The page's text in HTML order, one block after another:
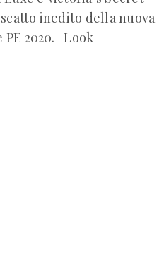
inedito della nuova
2020. Look